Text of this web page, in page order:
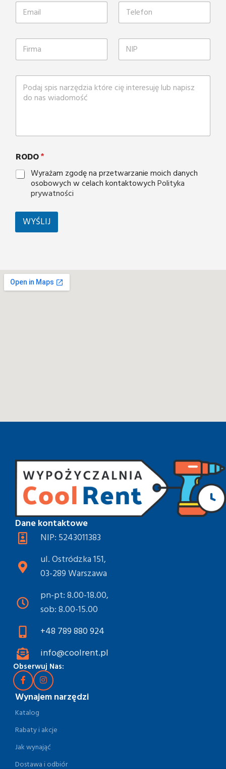
RODO*
Wyrażam zgodę na przetwarzanie moich danych
osobowych w celach kontaktowychPolityka
prywatności
WYŚLIJ
Dane kontaktowe
NIP: 5243011383
ul. Ostródzka 151,
03-289 Warszawa
pn-pt: 8.00-18.00,
sob: 8.00-15.00
+48 789 880 924
info@coolrent.pl
Obserwuj Nas:
Wynajem narzędzi
Katalog
Rabaty i akcje
Jak wynająć
Dostawa i odbiór